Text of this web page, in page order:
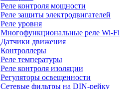
Реле контроля мощности
Реле защиты электродвигателей
Реле уровня
Многофункциональные реле Wi-Fi
Датчики движения
Контроллеры
Реле температуры
Реле контроля изоляции
Регуляторы освещенности
Сетевые фильтры на DIN-рейку